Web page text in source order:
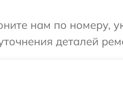
нам по номеру,
деталей